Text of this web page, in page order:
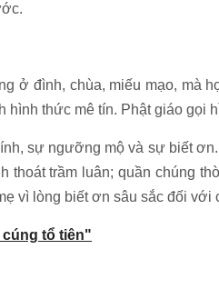
ở đình, chùa, miếu mạo, mà
thức mê tín. Phật giáo gọi
sự ngưỡng mộ và sự biết
trầm luân; quần chúng
vì lòng biết ơn sâu sắc đối với
tổ tiên"